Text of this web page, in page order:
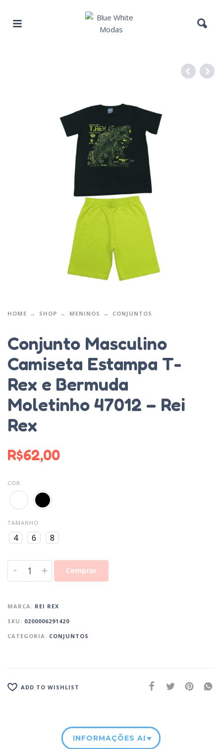
HOME SHOP MENINOS CONJUNTOS
Conjunto Masculino
Camiseta Estampa T-
Rex e Bermuda
Moletinho 47012 – Rei
Rex
R$62,00
COR
TAMANHO
4 6 8
- + Comprar
MARCA: REI REX
SKU: 0200006291420
CATEGORIA: CONJUNTOS
ADD TO WISHLIST
INFORMAÇÕES ADICIONAIS